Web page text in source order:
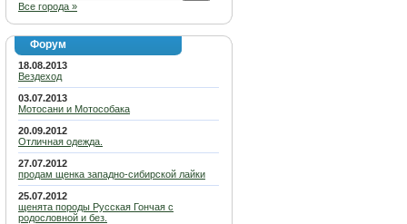
Все города »
Форум
18.08.2013
Вездеход
03.07.2013
Мотосани и Мотособака
20.09.2012
Отличная одежда.
27.07.2012
продам щенка западно-сибирской лайки
25.07.2012
щенята породы Русская Гончая с
родословной и без.